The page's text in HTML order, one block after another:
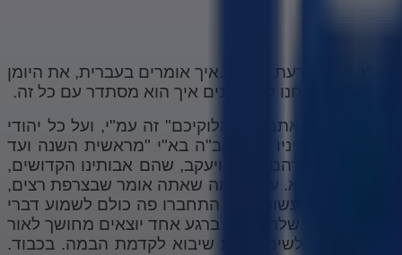
כ"כ רוצה לדעת את ה...איך אומרים בעברית, את היומן
הזה שאנחנו לא מבינים איך הוא מסתדר עם כל זה.
"בנים אתם לה' אלוקיכם" זה עמ"י, ועל כל יהודי
יותר, עיניו של הקב"ה בא"י "מראשית השנה ועד
את אברהם יצחק ויעקב, שהם אבותינו הקדושים,
תראה איזה פלא. עם כל מה שאתה אומר שבצרפת רצים,
פה 4000 יהודים שהיה להם בטח תכניות יותר טובות היום לעשות, והם התחברו פה כולם לשמוע דברי
בפנימיות שלהם, הם ברגע אחד יוצאים מחושך לאור
מי רוצה לשים ציצית שיבוא לקדמת הבמה. בכבוד.